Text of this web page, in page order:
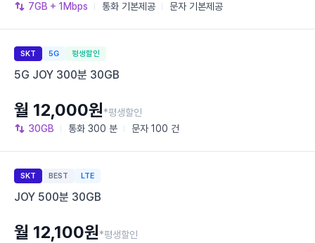
7GB + 1Mbps 통화 기본제공 문자 기본제공
SKT 5G 평생할인
5G JOY 300분 30GB
30GB 통화 300 분 문자 100 건
월 12,000원*평생할인
SKT BEST LTE
JOY 500분 30GB
월 12,100원*평생할인